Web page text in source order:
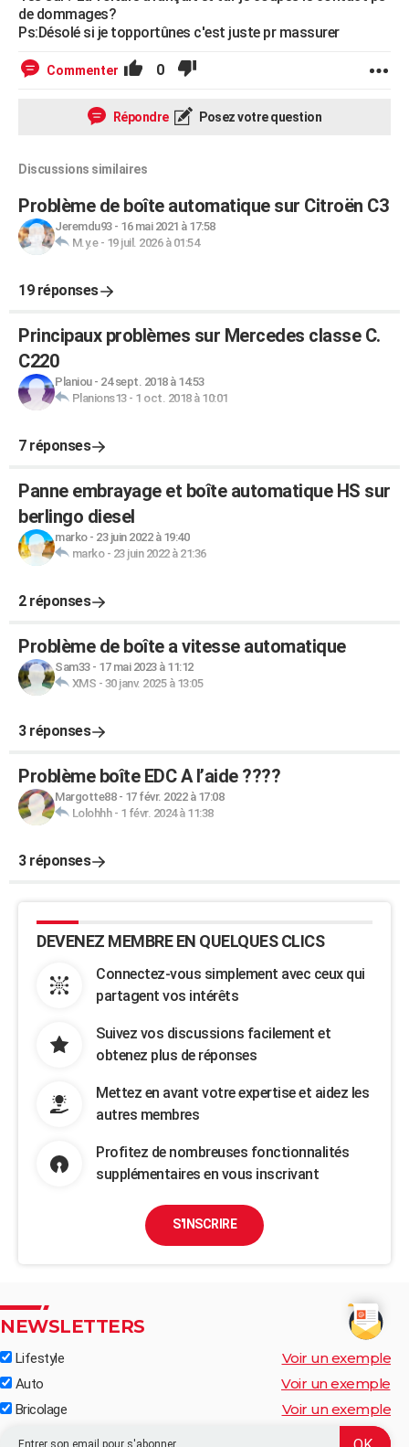
de dommages?
Ps:Désolé si je topportûnes c'est juste pr massurer
Commenter 0
Répondre Posez votre question
Discussions similaires
Problème de boîte automatique sur Citroën C3
Jeremdu93- 16 mai 2021 à 17:58
M.y.e- 19 juil. 2026 à 01:54
19 réponses
Principaux problèmes sur Mercedes classe C.
C220
Planiou- 24 sept. 2018 à 14:53
Planions13- 1 oct. 2018 à 10:01
7 réponses
Panne embrayage et boîte automatique HS sur
berlingo diesel
marko- 23 juin 2022 à 19:40
marko- 23 juin 2022 à 21:36
2 réponses
Problème de boîte a vitesse automatique
Sam33- 17 mai 2023 à 11:12
XMS - 30 janv. 2025 à 13:05
3 réponses
Problème boîte EDC A l’aide ????
Margotte88- 17 févr. 2022 à 17:08
Lolohhh- 1 févr. 2024 à 11:38
3 réponses
DEVENEZ MEMBRE EN QUELQUES CLICS
Connectez-vous simplement avec ceux qui
partagent vos intérêts
Suivez vos discussions facilement et
obtenez plus de réponses
Mettez en avant votre expertise et aidez les
autres membres
Profitez de nombreuses fonctionnalités
supplémentaires en vous inscrivant
S'INSCRIRE
NEWSLETTERS
Lifestyle Voir un exemple
Auto Voir un exemple
Bricolage Voir un exemple